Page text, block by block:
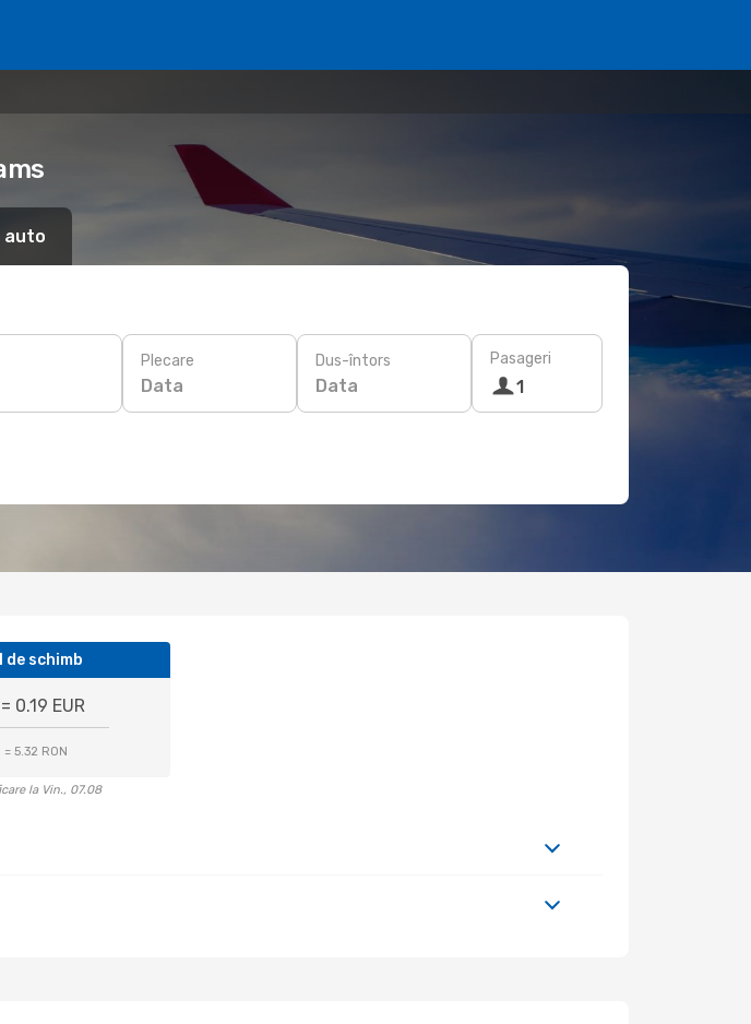
auto
Plecare
Data
Dus-întors
Data
Pasageri
1
de schimb
0.19 EUR
= 5.32 RON
la Vin., 07.08